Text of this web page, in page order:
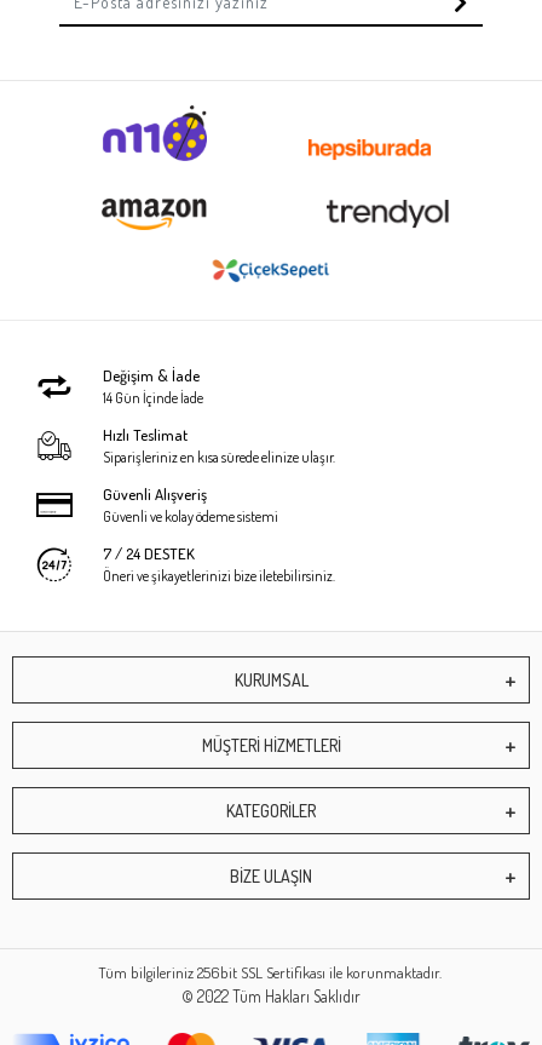
Değişim & İade
14 Gün İçinde İade
Hızlı Teslimat
Siparişleriniz en kısa sürede elinize ulaşır.
Güvenli Alışveriş
Güvenli ve kolay ödeme sistemi
7 / 24 DESTEK
Öneri ve şikayetlerinizi bize iletebilirsiniz.
KURUMSAL
MÜŞTERİ HİZMETLERİ
KATEGORİLER
BİZE ULAŞIN
Tüm bilgileriniz 256bit SSL Sertifikası ile korunmaktadır.
© 2022Tüm Hakları Saklıdır